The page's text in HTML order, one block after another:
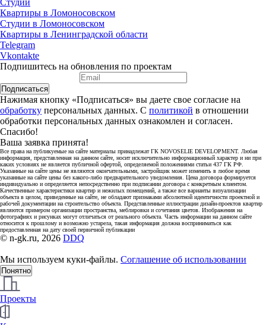
Студии
Квартиры в Ломоносовском
Студии в Ломоносовском
Квартиры в Ленинградской области
Telegram
Vkontakte
Подпишитесь на обновления по проектам
Подписаться
Нажимая кнопку «Подписаться» вы даете свое согласие на
обработку персональных данных. С политикой в отношении
обработки персональных данных ознакомлен и согласен.
Спасибо!
Ваша заявка принята!
Все права на публикуемые на сайте материалы принадлежат ГК NOVOSELIE DEVELOPMENT. Любая
информация, представленная на данном сайте, носит исключительно информационный характер и ни при
каких условиях не является публичной офертой, определяемой положениями статьи 437 ГК РФ.
Указанные на сайте цены не являются окончательными, застройщик может изменить в любое время
указанные на сайте цены без какого-либо предварительного уведомления. Цена договора формируется
индивидуально и определяется непосредственно при подписании договора с конкретным клиентом.
Качественные характеристики квартир и нежилых помещений, а также все варианты визуализации
объекта в целом, приведенные на сайте, не обладают признаками абсолютной идентичности проектной и
рабочей документации на строительство объекта. Представленные иллюстрации дизайн-проектов квартир
являются примером организации пространства, меблировки и сочетания цветов. Изображения на
фотографиях и рисунках могут отличаться от реального объекта. Часть информации на данном сайте
относится к прошлому и возможно устарела, такая информация должна восприниматься как
предоставленная на дату своей первичной публикации
© n-gk.ru, 2026 DDQ
Мы используем куки-файлы. Соглашение об использовании
Понятно
Проекты